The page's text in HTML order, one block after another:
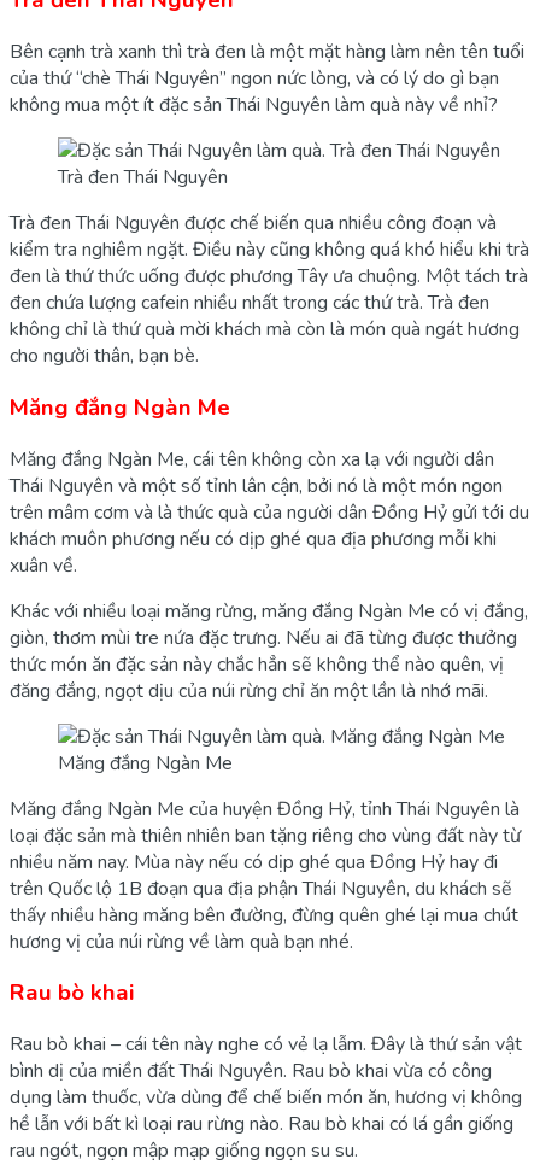
Bên cạnh trà xanh thì trà đen là một mặt hàng làm nên tên tuổi
của thứ “chè Thái Nguyên” ngon nức lòng, và có lý do gì bạn
không mua một ít đặc sản Thái Nguyên làm quà này về nhỉ?
Trà đen Thái Nguyên
Trà đen Thái Nguyên được chế biến qua nhiều công đoạn và
kiểm tra nghiêm ngặt. Điều này cũng không quá khó hiểu khi trà
đen là thứ thức uống được phương Tây ưa chuộng. Một tách trà
đen chứa lượng cafein nhiều nhất trong các thứ trà. Trà đen
không chỉ là thứ quà mời khách mà còn là món quà ngát hương
cho người thân, bạn bè.
Măng đắng Ngàn Me
Măng đắng Ngàn Me, cái tên không còn xa lạ với người dân
Thái Nguyên và một số tỉnh lân cận, bởi nó là một món ngon
trên mâm cơm và là thức quà của người dân Đồng Hỷ gửi tới du
khách muôn phương nếu có dịp ghé qua địa phương mỗi khi
xuân về.
Khác với nhiều loại măng rừng, măng đắng Ngàn Me có vị đắng,
giòn, thơm mùi tre nứa đặc trưng. Nếu ai đã từng được thưởng
thức món ăn đặc sản này chắc hẳn sẽ không thể nào quên, vị
đăng đắng, ngọt dịu của núi rừng chỉ ăn một lần là nhớ mãi.
Măng đắng Ngàn Me
Măng đắng Ngàn Me của huyện Đồng Hỷ, tỉnh Thái Nguyên là
loại đặc sản mà thiên nhiên ban tặng riêng cho vùng đất này từ
nhiều năm nay. Mùa này nếu có dịp ghé qua Đồng Hỷ hay đi
trên Quốc lộ 1B đoạn qua địa phận Thái Nguyên, du khách sẽ
thấy nhiều hàng măng bên đường, đừng quên ghé lại mua chút
hương vị của núi rừng về làm quà bạn nhé.
Rau bò khai
Rau bò khai – cái tên này nghe có vẻ lạ lẫm. Đây là thứ sản vật
bình dị của miền đất Thái Nguyên. Rau bò khai vừa có công
dụng làm thuốc, vừa dùng để chế biến món ăn, hương vị không
hề lẫn với bất kì loại rau rừng nào. Rau bò khai có lá gần giống
rau ngót, ngọn mập mạp giống ngọn su su.